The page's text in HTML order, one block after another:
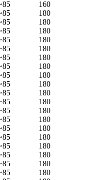
160
180
180
180
180
180
180
180
180
180
180
180
180
180
180
180
180
180
180
180